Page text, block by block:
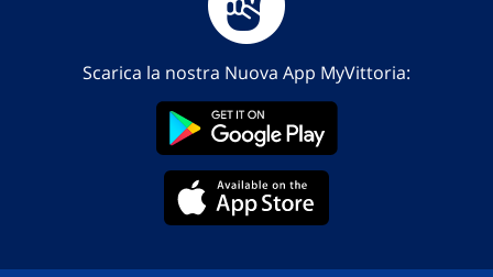
Scarica la nostra Nuova App MyVittoria: